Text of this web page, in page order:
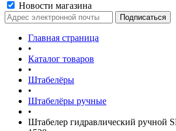
Новости магазина
Главная страница
•
Каталог товаров
•
Штабелёры
•
Штабелёры ручные
•
Штабелер гидравлический ручной